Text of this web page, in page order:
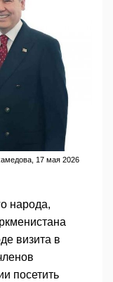
17 мая 2026
народа,
визита в
посетить